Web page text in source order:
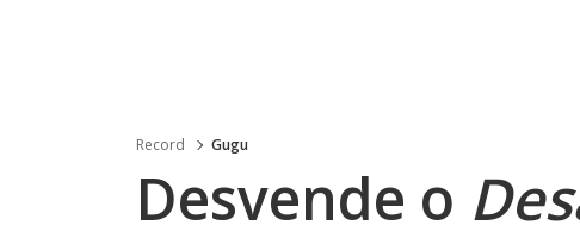
Record Gugu
Desvende o